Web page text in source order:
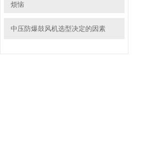
烦恼
中压防爆鼓风机选型决定的因素